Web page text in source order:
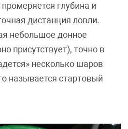
глубина и
дистанция ловли.
небольшое донное
присутствует), точно в
несколько шаров
называется стартовый